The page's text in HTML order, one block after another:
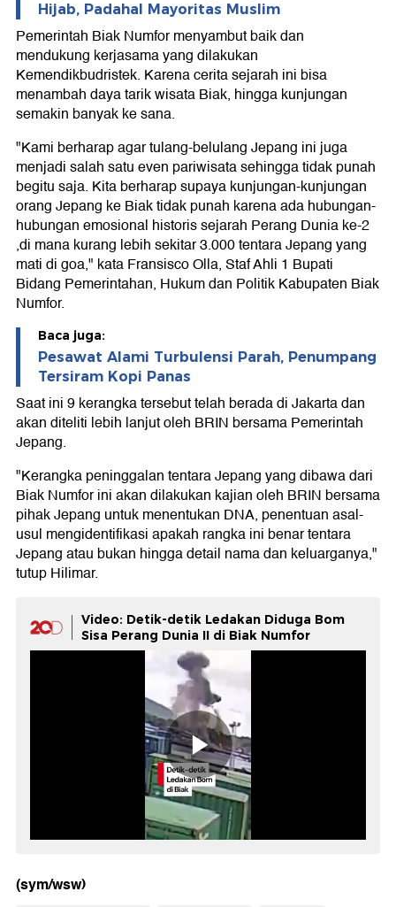
Hijab, Padahal Mayoritas Muslim
Pemerintah Biak Numfor menyambut baik dan
mendukung kerjasama yang dilakukan
Kemendikbudristek. Karena cerita sejarah ini bisa
menambah daya tarik wisata Biak, hingga kunjungan
semakin banyak ke sana.
"Kami berharap agar tulang-belulang Jepang ini juga
menjadi salah satu even pariwisata sehingga tidak punah
begitu saja. Kita berharap supaya kunjungan-kunjungan
orang Jepang ke Biak tidak punah karena ada hubungan-
hubungan emosional historis sejarah Perang Dunia ke-2
,di mana kurang lebih sekitar 3.000 tentara Jepang yang
mati di goa," kata Fransisco Olla, Staf Ahli 1 Bupati
Bidang Pemerintahan, Hukum dan Politik Kabupaten Biak
Numfor.
Baca juga:
Pesawat Alami Turbulensi Parah, Penumpang
Tersiram Kopi Panas
Saat ini 9 kerangka tersebut telah berada di Jakarta dan
akan diteliti lebih lanjut oleh BRIN bersama Pemerintah
Jepang.
"Kerangka peninggalan tentara Jepang yang dibawa dari
Biak Numfor ini akan dilakukan kajian oleh BRIN bersama
pihak Jepang untuk menentukan DNA, penentuan asal-
usul mengidentifikasi apakah rangka ini benar tentara
Jepang atau bukan hingga detail nama dan keluarganya,"
tutup Hilimar.
Video: Detik-detik Ledakan Diduga Bom
Sisa Perang Dunia II di Biak Numfor
(sym/wsw)